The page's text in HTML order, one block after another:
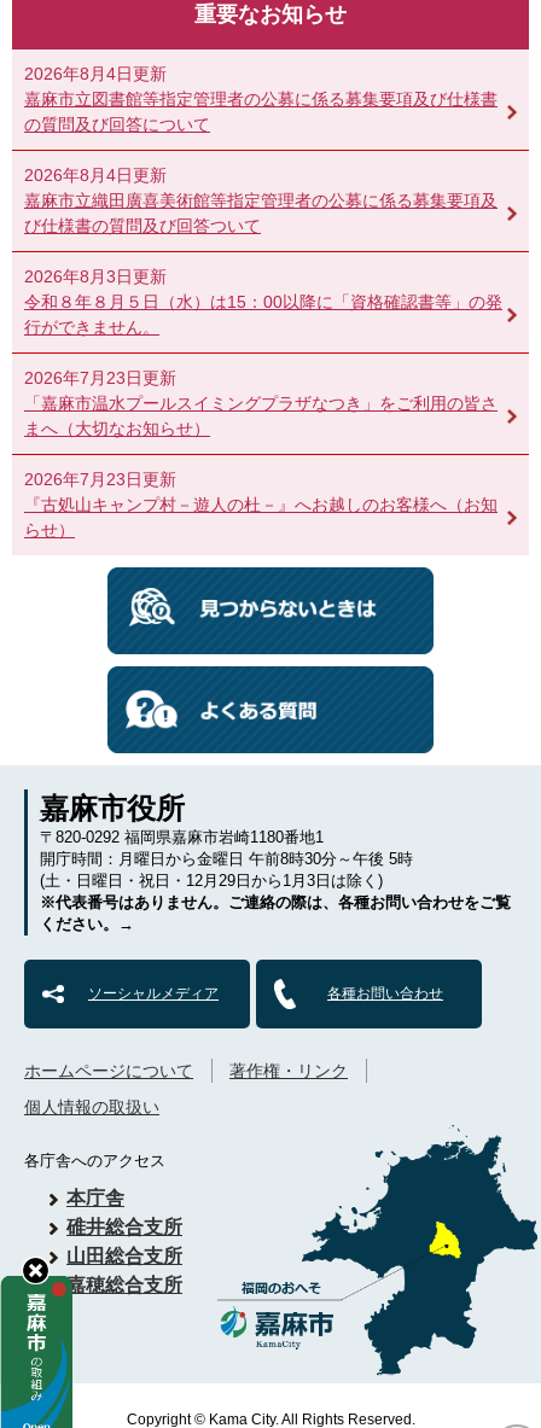
重要なお知らせ
2026年8月4日更新
嘉麻市立図書館等指定管理者の公募に係る募集要項及び仕様書
の質問及び回答について
2026年8月4日更新
嘉麻市立織田廣喜美術館等指定管理者の公募に係る募集要項及
び仕様書の質問及び回答ついて
2026年8月3日更新
令和８年８月５日（水）は15：00以降に「資格確認書等」の発
行ができません。
2026年7月23日更新
「嘉麻市温水プールスイミングプラザなつき」をご利用の皆さ
まへ（大切なお知らせ）
2026年7月23日更新
『古処山キャンプ村－遊人の杜－』へお越しのお客様へ（お知
らせ）
嘉麻市役所
〒820-0292 福岡県嘉麻市岩崎1180番地1
開庁時間：月曜日から金曜日 午前8時30分～午後 5時
(土・日曜日・祝日・12月29日から1月3日は除く)
※代表番号はありません。ご連絡の際は、各種お問い合わせをご覧
ください。→
ソーシャルメディア 各種お問い合わせ
各庁舎へのアクセス
本庁舎
碓井総合支所
山田総合支所
嘉穂総合支所
ホームページについて
著作権・リンク
個人情報の取扱い
Copyright © Kama City. All Rights Reserved.